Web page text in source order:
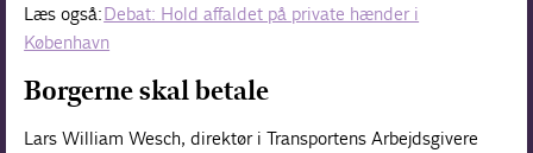
Læs også:Debat: Hold affaldet på private hænder i
København
Borgerne skal betale
Lars William Wesch, direktør i Transportens Arbejdsgivere